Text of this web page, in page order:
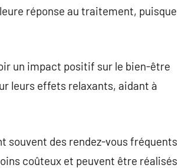
réponse au traitement, puisque
un impact positif sur le bien-être
leurs effets relaxants, aidant à
souvent des rendez-vous fréquents
coûteux et peuvent être réalisés